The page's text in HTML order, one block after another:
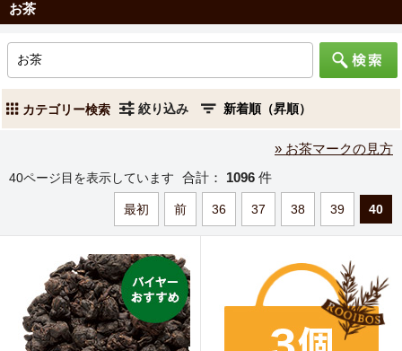
お茶
カテゴリー検索 絞り込み
» お茶マークの見方
40ページ目を表示しています 合計： 1096 件
最初 前 36 37 38 39 40